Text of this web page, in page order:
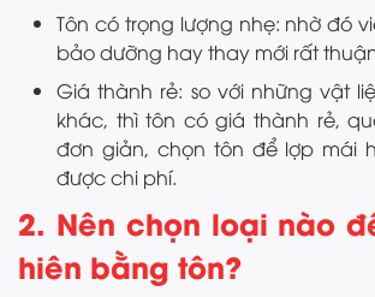
Tôn có trọng lượng nhẹ: nhờ đó
bảo dưỡng hay thay mới rất
Giá thành rẻ: so với những vật
khác, thì tôn có giá thành rẻ,
đơn giản, chọn tôn để lợp mái
được chi phí.
2. Nên chọn loại nào
hiên bằng tôn?